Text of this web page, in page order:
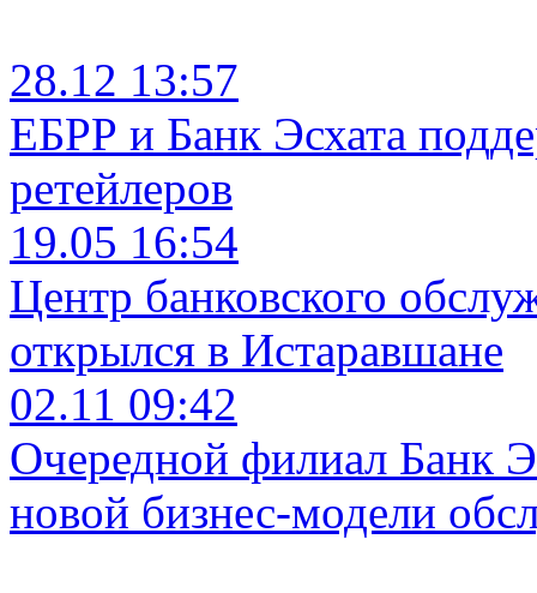
28.12 13:57
ЕБРР и Банк Эсхата
ретейлеров
19.05 16:54
Центр банковского
открылся в Истаравшане
02.11 09:42
Очередной филиал Банк
новой бизнес-модели